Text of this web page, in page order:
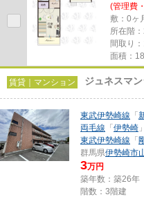
(管理費
敷：0ヶ
所在階
間取り
面積：
賃貸｜マンション ジュネスマ
東武伊勢崎線 「
両毛線 「 伊勢崎
東武伊勢崎線 「
群馬県伊勢崎市
3万円
築年数：築26年
階数：3階建